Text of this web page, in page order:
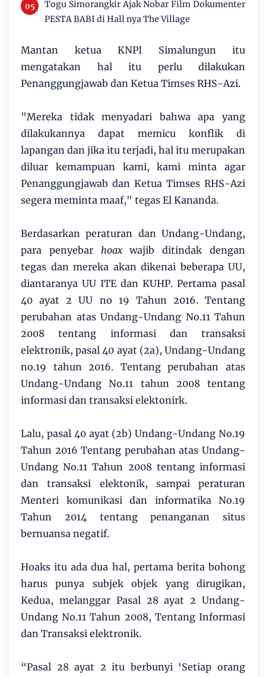
Togu Simorangkir Ajak Nobar Film Dokumenter
PESTA BABI di Hall nya The Village
Mantan ketua KNPI Simalungun itu
mengatakan hal itu perlu dilakukan
Penanggungjawab dan Ketua Timses RHS-Azi.
"Mereka tidak menyadari bahwa apa yang
dilakukannya dapat memicu konflik di
lapangan dan jika itu terjadi, hal itu merupakan
diluar kemampuan kami, kami minta agar
Penanggungjawab dan Ketua Timses RHS-Azi
segera meminta maaf," tegas El Kananda.
Berdasarkan peraturan dan Undang-Undang,
para penyebar hoaxwajib ditindak dengan
tegas dan mereka akan dikenai beberapa UU,
diantaranya UU ITE dan KUHP. Pertama pasal
40 ayat 2 UU no 19 Tahun 2016. Tentang
perubahan atas Undang-Undang No.11 Tahun
2008 tentang informasi dan transaksi
elektronik, pasal 40 ayat (2a), Undang-Undang
no.19 tahun 2016. Tentang perubahan atas
Undang-Undang No.11 tahun 2008 tentang
informasi dan transaksi elektonirk.
Lalu, pasal 40 ayat (2b) Undang-Undang No.19
Tahun 2016 Tentang perubahan atas Undang-
Undang No.11 Tahun 2008 tentang informasi
dan transaksi elektonik, sampai peraturan
Menteri komunikasi dan informatika No.19
Tahun 2014 tentang penanganan situs
bernuansa negatif.
Hoaks itu ada dua hal, pertama berita bohong
harus punya subjek objek yang dirugikan,
Kedua, melanggar Pasal 28 ayat 2 Undang-
Undang No.11 Tahun 2008, Tentang Informasi
dan Transaksi elektronik.
“Pasal 28 ayat 2 itu berbunyi ‘Setiap orang